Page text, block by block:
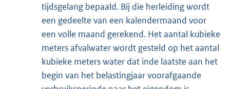
tijdsgelang bepaald. Bij die herleiding wordt
een gedeelte van een kalendermaand voor
een volle maand gerekend. Het aantal kubieke
meters afvalwater wordt gesteld op het aantal
kubieke meters water dat inde laatste aan het
begin van het belastingjaar voorafgaande